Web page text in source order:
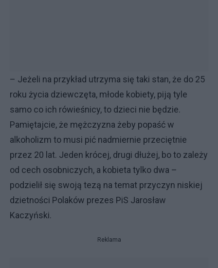
– Jeżeli na przykład utrzyma się taki stan, że do 25
roku życia dziewczęta, młode kobiety, piją tyle
samo co ich rówieśnicy, to dzieci nie będzie.
Pamiętajcie, że mężczyzna żeby popaść w
alkoholizm to musi pić nadmiernie przeciętnie
przez 20 lat. Jeden krócej, drugi dłużej, bo to zależy
od cech osobniczych, a kobieta tylko dwa –
podzielił się swoją tezą na temat przyczyn niskiej
dzietności Polaków prezes PiS Jarosław
Kaczyński.
Reklama